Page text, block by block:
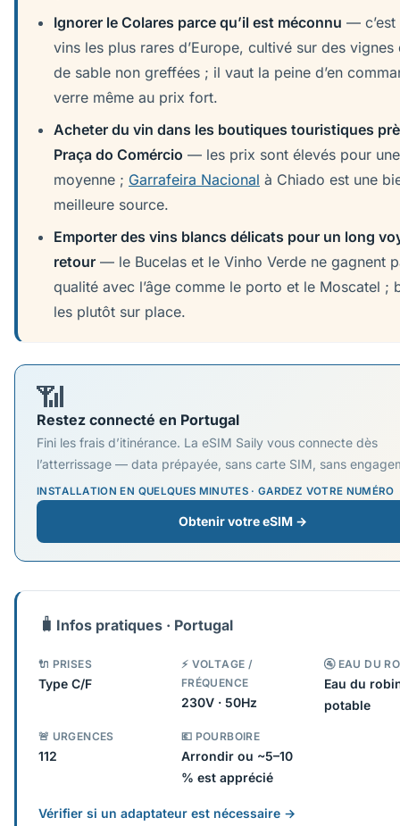
Ignorer le Colares parce qu’il est méconnu — c’est
vins les plus rares d’Europe, cultivé sur des vignes
de sable non greffées ; il vaut la peine d’en
verre même au prix fort.
Acheter du vin dans les boutiques touristiques
Praça do Comércio — les prix sont élevés pour
moyenne ; Garrafeira Nacional à Chiado est une
meilleure source.
Emporter des vins blancs délicats pour un long
retour — le Bucelas et le Vinho Verde ne gagnent
qualité avec l’âge comme le porto et le Moscatel ;
les plutôt sur place.
📶
Restez connecté en Portugal
Fini les frais d’itinérance. La eSIM Saily vous connecte dès
l’atterrissage — data prépayée, sans carte SIM, sans
INSTALLATION EN QUELQUES MINUTES · GARDEZ VOTRE NUMÉRO
Obtenir votre eSIM →
🧳 Infos pratiques · Portugal
🔌 PRISES
Type C/F
⚡ VOLTAGE /
FRÉQUENCE
230V · 50Hz
🚰 EAU DU
Eau du
potable
🚨 URGENCES
112
💶 POURBOIRE
Arrondir ou ~5–10
% est apprécié
Vérifier si un adaptateur est nécessaire →